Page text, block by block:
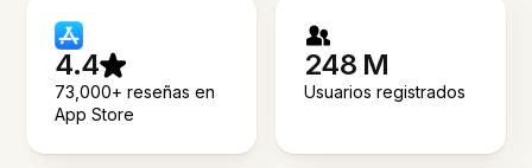
4.4
73,000+ reseñas en
App Store
248 M
Usuarios registrados